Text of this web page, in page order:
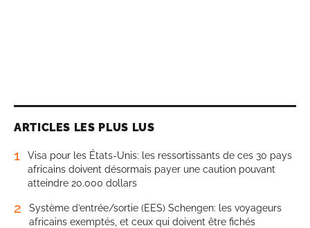
ARTICLES LES PLUS LUS
1
Visa pour les États-Unis: les ressortissants de ces 30 pays
africains doivent désormais payer une caution pouvant
atteindre 20.000 dollars
2
Système d’entrée/sortie (EES) Schengen: les voyageurs
africains exemptés, et ceux qui doivent être fichés